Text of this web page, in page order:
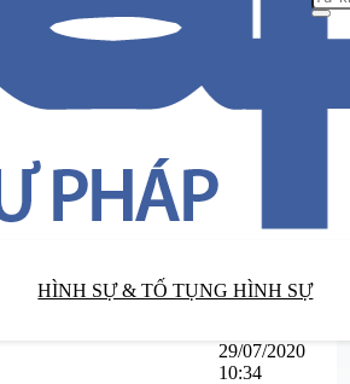
HÌNH SỰ & TỐ TỤNG HÌNH SỰ
29/07/2020
10:34